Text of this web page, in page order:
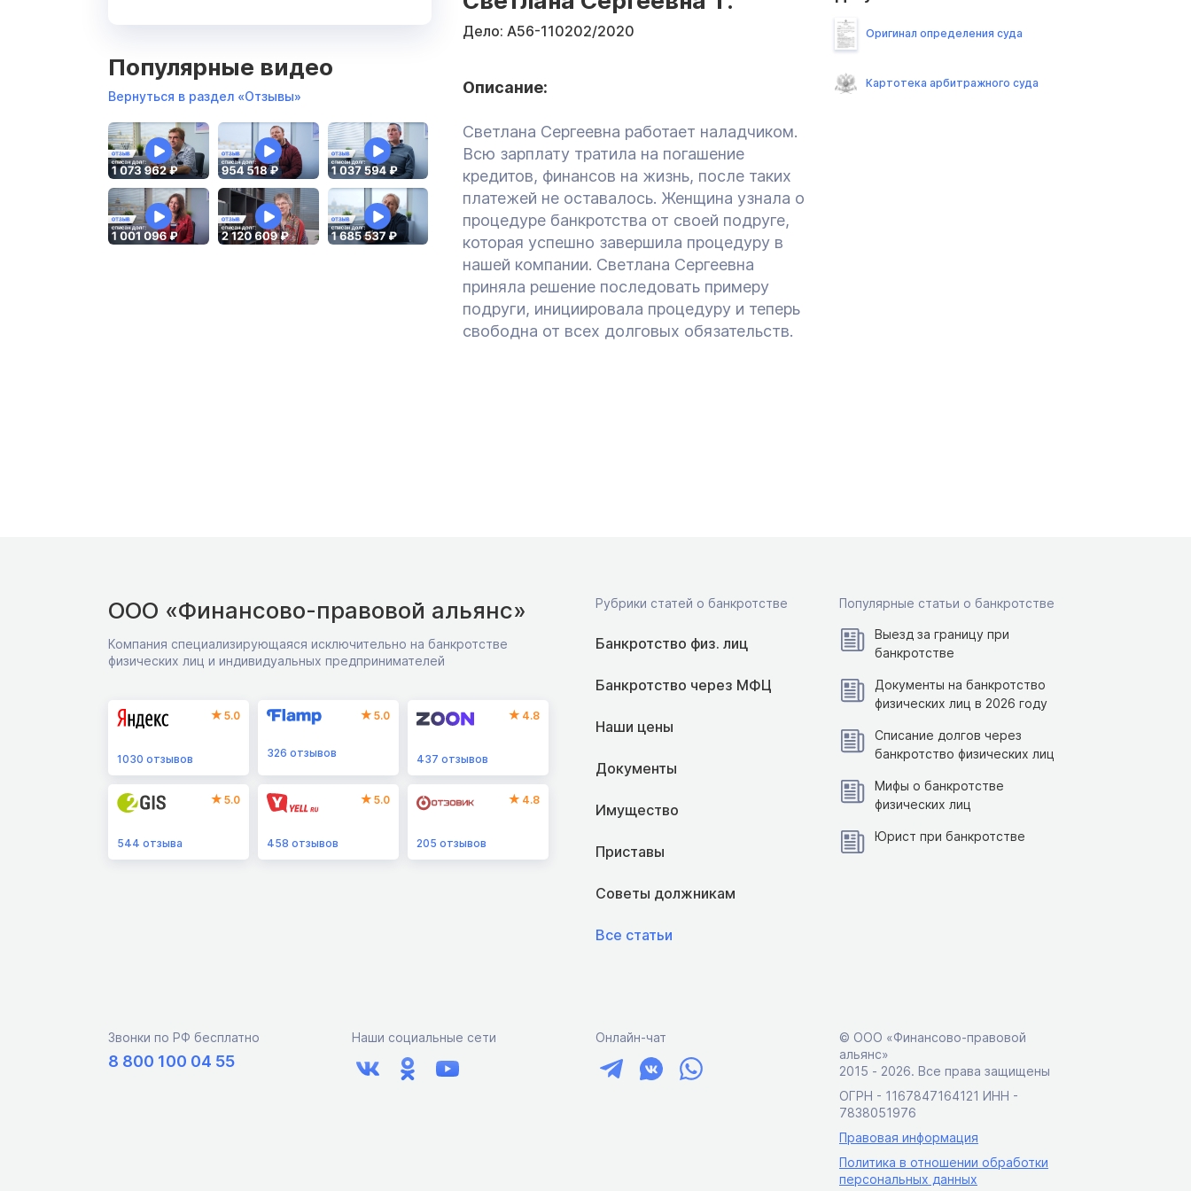
Популярные видео
Вернуться в раздел «Отзывы»
Дело: А56-110202/2020
Описание:
Светлана Сергеевна работает наладчиком.
Всю зарплату тратила на погашение
кредитов, финансов на жизнь, после таких
платежей не оставалось. Женщина узнала о
процедуре банкротства от своей подруге,
которая успешно завершила процедуру в
нашей компании. Светлана Сергеевна
приняла решение последовать примеру
подруги, инициировала процедуру и теперь
свободна от всех долговых обязательств.
Оригинал определения суда
Картотека арбитражного суда
ООО «Финансово-правовой альянс»
Компания специализирующаяся исключительно на банкротстве
физических лиц и индивидуальных предпринимателей
5.0
1030 отзывов
5.0
326 отзывов
4.8
437 отзывов
5.0
544 отзыва
5.0
458 отзывов
4.8
205 отзывов
Рубрики статей о банкротстве
Банкротство физ. лиц
Банкротство через МФЦ
Наши цены
Документы
Имущество
Приставы
Советы должникам
Все статьи
Популярные статьи о банкротстве
Выезд за границу при
банкротстве
Документы на банкротство
физических лиц в 2026 году
Списание долгов через
банкротство физических лиц
Мифы о банкротстве
физических лиц
Юрист при банкротстве
Звонки по РФ бесплатно
8 800 100 04 55
Наши социальные сети Онлайн-чат
© ООО «Финансово-правовой
альянс»
2015 ‑ 2026. Все права защищены
ОГРН - 1167847164121 ИНН -
7838051976
Правовая информация
Политика в отношении обработки
персональных данных